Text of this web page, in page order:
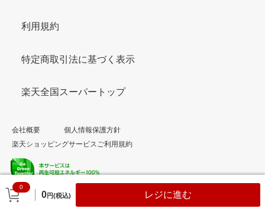
0
0円(税込) レジに進む
利用規約
特定商取引法に基づく表示
楽天全国スーパートップ
会社概要
個人情報保護方針
楽天ショッピングサービスご利用規約
© Rakuten Group, Inc.